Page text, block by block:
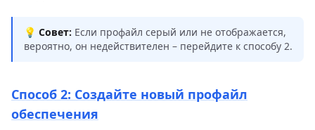
💡 Совет: Если профайл серый или не отображается,
вероятно, он недействителен – перейдите к способу 2.
Способ 2: Создайте новый профайл
обеспечения